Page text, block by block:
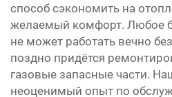
способ сэкономить на
желаемый комфорт. Любое
не может работать вечно
поздно придётся
газовые запасные части.
неоценимый опыт по